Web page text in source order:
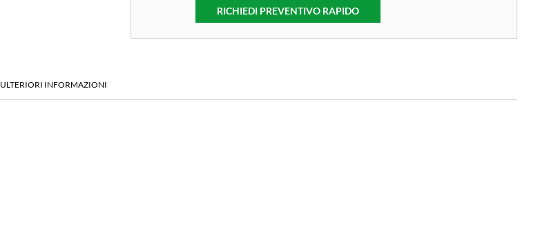
RICHIEDI PREVENTIVO RAPIDO
ULTERIORI INFORMAZIONI